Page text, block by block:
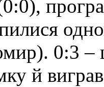
0:3 –
й